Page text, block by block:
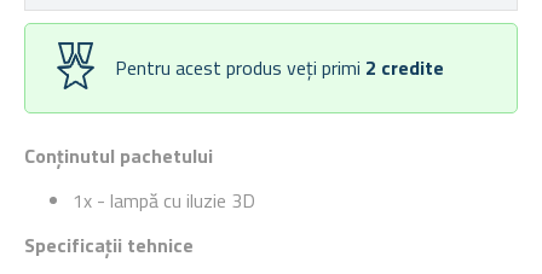
Conținutul pachetului
1x - lampă cu iluzie 3D
Specificații tehnice
Pentru acest produs veți primi 2 credite